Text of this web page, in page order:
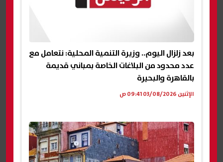
بعد زلزال اليوم.. وزيرة التنمية المحلية: نتعامل مع
عدد محدود من البلاغات الخاصة بمباني قديمة
بالقاهرة والبحيرة
الإثنين 03/08/2026 09:41 ص